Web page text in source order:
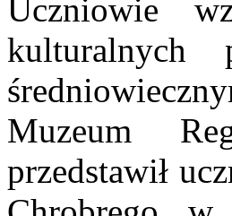
Uczniowie
kulturalnych
Muzeum
przedstawił